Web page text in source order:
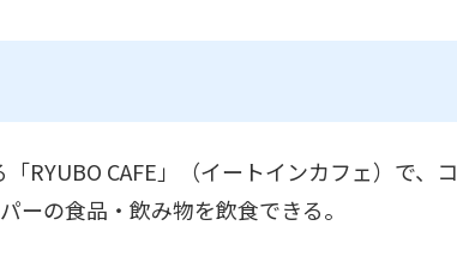
RYUBO CAFE」（イートインカフェ）で、コ
ーの食品・飲み物を飲食できる。